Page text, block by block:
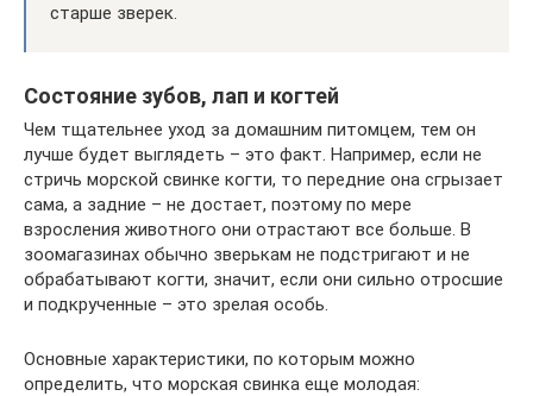
старше зверек.
Состояние зубов, лап и когтей
Чем тщательнее уход за домашним питомцем, тем он
лучше будет выглядеть – это факт. Например, если не
стричь морской свинке когти, то передние она сгрызает
сама, а задние – не достает, поэтому по мере
взросления животного они отрастают все больше. В
зоомагазинах обычно зверькам не подстригают и не
обрабатывают когти, значит, если они сильно отросшие
и подкрученные – это зрелая особь.
Основные характеристики, по которым можно
определить, что морская свинка еще молодая: